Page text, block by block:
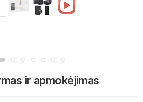
ir apmokėjimas